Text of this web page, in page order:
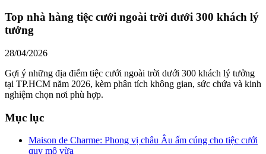
Top nhà hàng tiệc cưới ngoài trời dưới 300 khách lý
tưởng
28/04/2026
Gợi ý những địa điểm tiệc cưới ngoài trời dưới 300 khách lý tưởng
tại TP.HCM năm 2026, kèm phân tích không gian, sức chứa và kinh
nghiệm chọn nơi phù hợp.
Mục lục
Maison de Charme: Phong vị châu Âu ấm cúng cho tiệc cưới
quy mô vừa